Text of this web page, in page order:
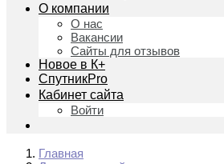
О компании
О нас
Вакансии
Сайты для отзывов
Новое в К+
СпутникPro
Кабинет сайта
Войти
Главная